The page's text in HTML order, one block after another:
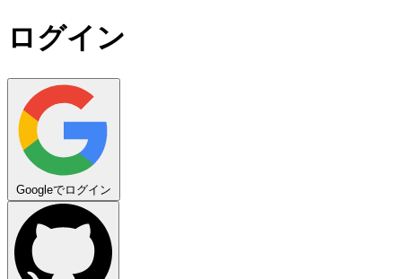
ログイン
Googleでログイン